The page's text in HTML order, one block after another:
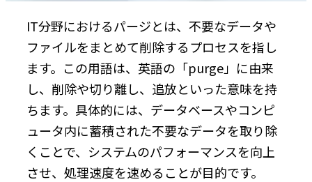
IT分野におけるパージとは、不要なデータや
ファイルをまとめて削除するプロセスを指し
ます。この用語は、英語の「purge」に由来
し、削除や切り離し、追放といった意味を持
ちます。具体的には、データベースやコンピ
ュータ内に蓄積された不要なデータを取り除
くことで、システムのパフォーマンスを向上
させ、処理速度を速めることが目的です。